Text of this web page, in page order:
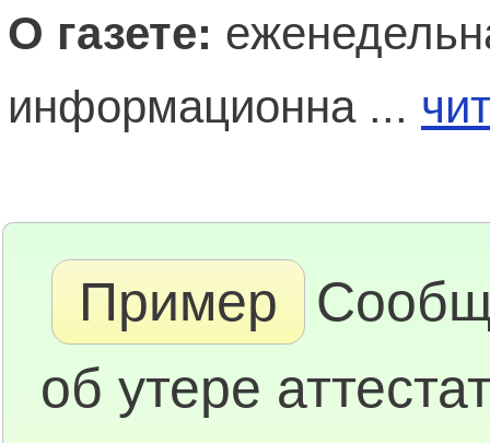
О газете:
информационна ...
Пример
об утере